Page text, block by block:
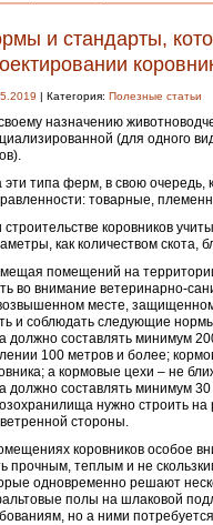
и стандарты,
| Категория: Полезные статьи
назначению
(для одного
эти типа ферм, в свою очередь,
товарные,
строительстве коровников
как количеством скота,
помещений на
во внимание ветеринарно-
месте, защищенном
и соблюдать следующие
должно составлять минимум
100 метров и более;
а кормовые цехи – не
должно составлять минимум
нужно строить
стороны.
коровников особое
прочным, теплым и не
одновременно решают
полы на шлаковой
но а ними